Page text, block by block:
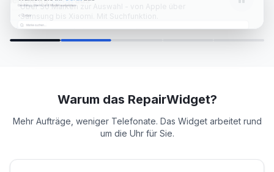
Über 30 Marken zur Auswahl - von Apple über
Samsung bis Xiaomi. Mit Suchfunktion.
Warum das RepairWidget?
Mehr Aufträge, weniger Telefonate. Das Widget arbeitet rund
um die Uhr für Sie.